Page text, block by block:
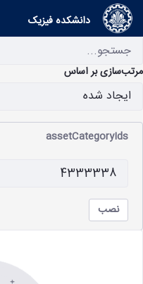
دانشکده فیزیک
بر اساس
assetCategoryIds
نصب